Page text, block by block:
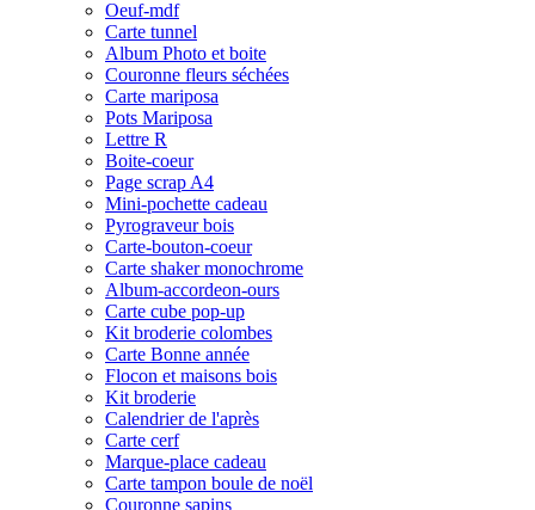
Oeuf-mdf
Carte tunnel
Album Photo et boite
Couronne fleurs séchées
Carte mariposa
Pots Mariposa
Lettre R
Boite-coeur
Page scrap A4
Mini-pochette cadeau
Pyrograveur bois
Carte-bouton-coeur
Carte shaker monochrome
Album-accordeon-ours
Carte cube pop-up
Kit broderie colombes
Carte Bonne année
Flocon et maisons bois
Kit broderie
Calendrier de l'après
Carte cerf
Marque-place cadeau
Carte tampon boule de noël
Couronne sapins